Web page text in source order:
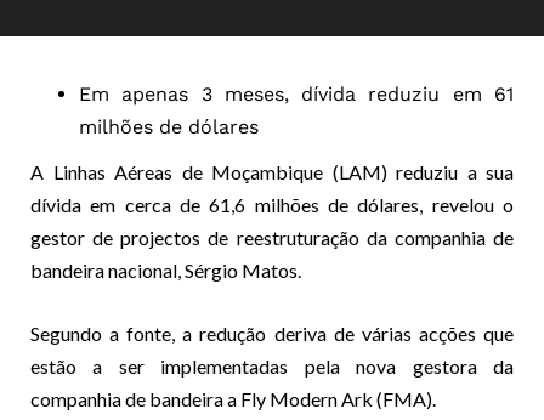
Em apenas 3 meses, dívida reduziu em 61
milhões de dólares
A Linhas Aéreas de Moçambique (LAM) reduziu a sua
dívida em cerca de 61,6 milhões de dólares, revelou o
gestor de projectos de reestruturação da companhia de
bandeira nacional, Sérgio Matos.
Segundo a fonte, a redução deriva de várias acções que
estão a ser implementadas pela nova gestora da
companhia de bandeira a Fly Modern Ark (FMA).